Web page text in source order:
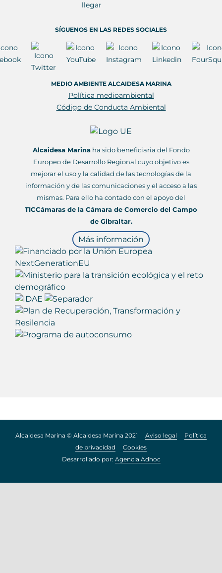
SÍGUENOS EN LAS REDES SOCIALES
MEDIO AMBIENTE ALCAIDESA MARINA
Política medioambiental
Código de Conducta Ambiental
Alcaidesa Marinaha sido beneficiaria del Fondo
Europeo de Desarrollo Regional cuyo objetivo es
mejorar el uso y la calidad de las tecnologías de la
información y de las comunicaciones y el acceso a las
mismas. Para ello ha contado con el apoyo del
TICCámaras de la Cámara de Comercio del Campo
de Gibraltar.
Más información
Alcaidesa Marina © Alcaidesa Marina 2021 Aviso legal
Política
de privacidad
Cookies
Desarrollado por: Agencia Adhoc